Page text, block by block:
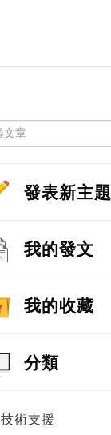
發表新主題
我的發文
我的收藏
分類
技術支援